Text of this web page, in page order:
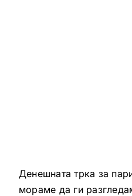
Денешната трка за
мораме да ги